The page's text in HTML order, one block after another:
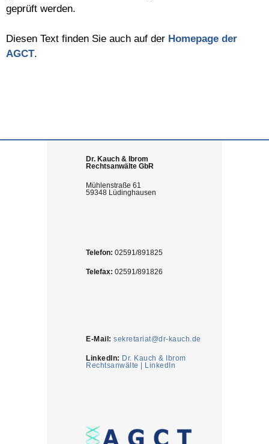
geprüft werden.
Diesen Text finden Sie auch auf der Homepage der
AGCT.
Dr. Kauch & Ibrom
Rechtsanwälte GbR
Mühlenstraße 61
59348 Lüdinghausen
Telefon: 02591/891825
Telefax: 02591/891826
E-Mail: sekretariat@dr-kauch.de
LinkedIn: Dr. Kauch & Ibrom
Rechtsanwälte | LinkedIn